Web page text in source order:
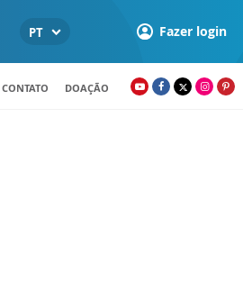
PT Fazer login
CONTATO DOAÇÃO